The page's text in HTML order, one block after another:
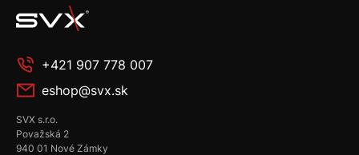
+421 907 778 007
eshop@svx.sk
SVX s.r.o.
Považská 2
940 01 Nové Zámky